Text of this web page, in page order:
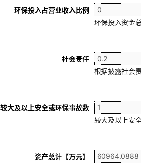
环保投入占营业收入比例
环保投入资金
社会责任
根据披露社会
较大及以上安全或环保事故数
较大及以上安
资产总计【万元】